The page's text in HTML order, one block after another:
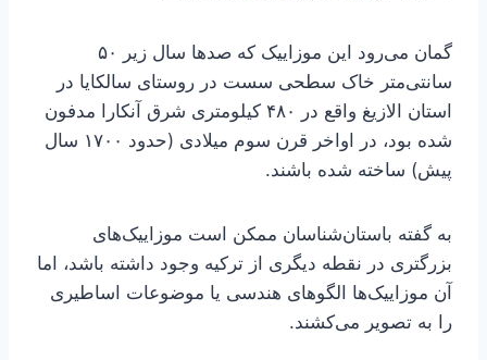
گمان می‌رود این موزاییک که صدها سال زیر ۵۰
سانتی‌متر خاک سطحی سست در روستای سالکایا در
استان الازیغ واقع در ۴۸۰ کیلومتری شرق آنکارا مدفون
شده بود، در اواخر قرن سوم میلادی (حدود ۱۷۰۰ سال
پیش) ساخته شده باشند.
به گفته باستان‌شناسان ممکن است موزاییک‌های
بزرگتری در نقطه دیگری از ترکیه وجود داشته باشد، اما
آن موزاییک‌ها الگوهای هندسی یا موضوعات اساطیری
را به تصویر می‌کشند.